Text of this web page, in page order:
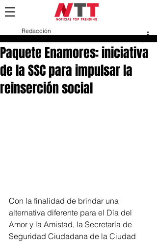
Paquete Enamores: iniciativa
de la SSC para impulsar la
reinserción social
Redacción
Con la finalidad de brindar una
alternativa diferente para el Día del
Amor y la Amistad, la Secretaría de
Seguridad Ciudadana de la Ciudad